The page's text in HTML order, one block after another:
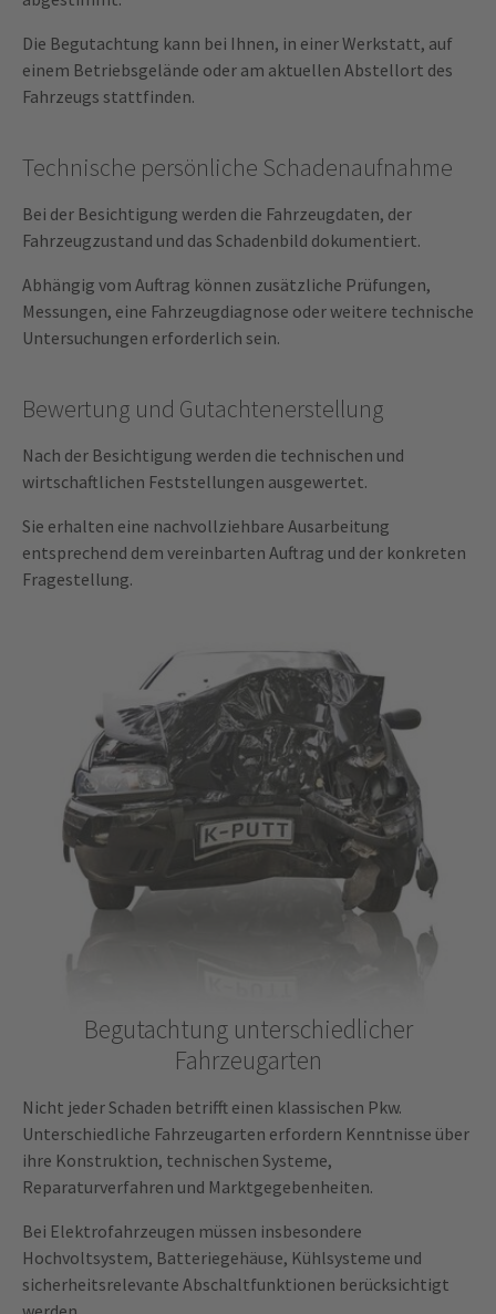
Die Begutachtung kann bei Ihnen, in einer Werkstatt, auf
einem Betriebsgelände oder am aktuellen Abstellort des
Fahrzeugs stattfinden.
Technische persönliche Schadenaufnahme
Bei der Besichtigung werden die Fahrzeugdaten, der
Fahrzeugzustand und das Schadenbild dokumentiert.
Abhängig vom Auftrag können zusätzliche Prüfungen,
Messungen, eine Fahrzeugdiagnose oder weitere technische
Untersuchungen erforderlich sein.
Bewertung und Gutachtenerstellung
Nach der Besichtigung werden die technischen und
wirtschaftlichen Feststellungen ausgewertet.
Sie erhalten eine nachvollziehbare Ausarbeitung
entsprechend dem vereinbarten Auftrag und der konkreten
Fragestellung.
Begutachtung unterschiedlicher
Fahrzeugarten
Nicht jeder Schaden betrifft einen klassischen Pkw.
Unterschiedliche Fahrzeugarten erfordern Kenntnisse über
ihre Konstruktion, technischen Systeme,
Reparaturverfahren und Marktgegebenheiten.
Bei Elektrofahrzeugen müssen insbesondere
Hochvoltsystem, Batteriegehäuse, Kühlsysteme und
sicherheitsrelevante Abschaltfunktionen berücksichtigt